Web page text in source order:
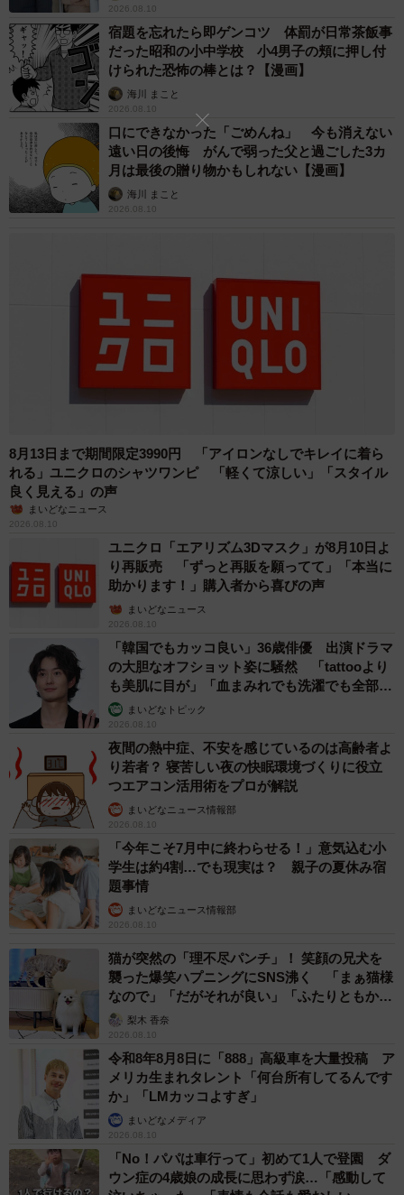
2026.08.10
宿題を忘れたら即ゲンコツ 体罰が日常茶飯事
だった昭和の小中学校 小4男子の頬に押し付
けられた恐怖の棒とは？【漫画】
海川 まこと
2026.08.10
口にできなかった「ごめんね」 今も消えない
遠い日の後悔 がんで弱った父と過ごした3カ
月は最後の贈り物かもしれない【漫画】
海川 まこと
2026.08.10
8月13日まで期間限定3990円 「アイロンなしでキレイに着ら
れる」ユニクロのシャツワンピ 「軽くて涼しい」「スタイル
良く見える」の声
まいどなニュース
2026.08.10
ユニクロ「エアリズム3Dマスク」が8月10日よ
り再販売 「ずっと再販を願ってて」「本当に
助かります！」購入者から喜びの声
まいどなニュース
2026.08.10
「韓国でもカッコ良い」36歳俳優 出演ドラマ
の大胆なオフショット姿に騒然 「tattooより
も美肌に目が」「血まみれでも洗濯でも全部か
っこいい」
まいどなトピック
2026.08.10
夜間の熱中症、不安を感じているのは高齢者よ
り若者？ 寝苦しい夜の快眠環境づくりに役立
つエアコン活用術をプロが解説
まいどなニュース情報部
2026.08.10
「今年こそ7月中に終わらせる！」意気込む小
学生は約4割…でも現実は？ 親子の夏休み宿
題事情
まいどなニュース情報部
2026.08.10
猫が突然の「理不尽パンチ」！ 笑顔の兄犬を
襲った爆笑ハプニングにSNS沸く 「まぁ猫様
なので」「だがそれが良い」「ふたりともかわ
いいね」
梨木 香奈
2026.08.10
令和8年8月8日に「888」高級車を大量投稿 ア
メリカ生まれタレント「何台所有してるんです
か」「LMカッコよすぎ」
まいどなメディア
2026.08.10
「No！パパは車行って」初めて1人で登園 ダ
ウン症の4歳娘の成長に思わず涙…「感動して